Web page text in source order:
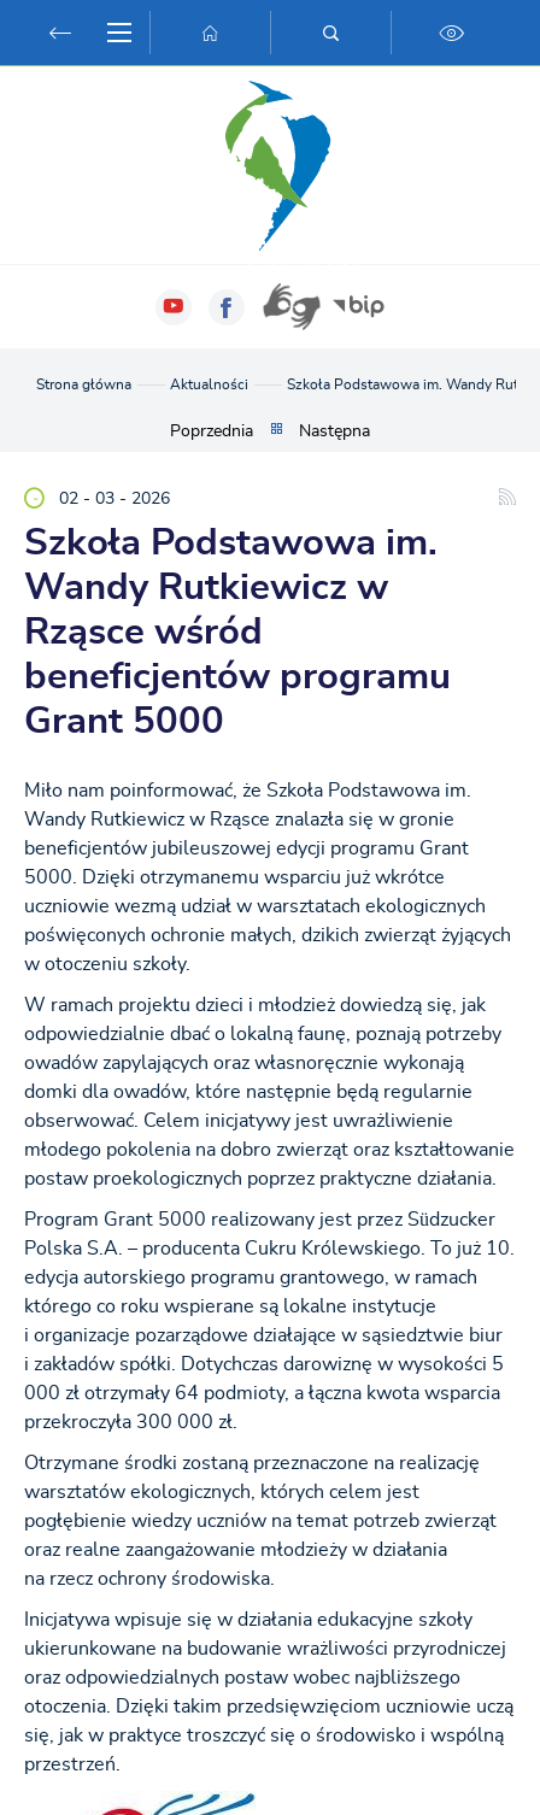
Przejdź do wyszukiwarki.
Przejdź do ustawień wielkości czcionki.
Włącz wersję kontrastową strony.
Strona główna Aktualności Szkoła Podstawowa im. Wandy
Poprzednia Następna
02 - 03 - 2026
Szkoła Podstawowa im.
Wandy Rutkiewicz w
Rząsce wśród
beneficjentów programu
Grant 5000
Miło nam poinformować, że Szkoła Podstawowa im.
Wandy Rutkiewicz w Rząsce znalazła się w gronie
beneficjentów jubileuszowej edycji programu Grant
5000. Dzięki otrzymanemu wsparciu już wkrótce
uczniowie wezmą udział w warsztatach ekologicznych
poświęconych ochronie małych, dzikich zwierząt żyjących
w otoczeniu szkoły.
W ramach projektu dzieci i młodzież dowiedzą się, jak
odpowiedzialnie dbać o lokalną faunę, poznają potrzeby
owadów zapylających oraz własnoręcznie wykonają
domki dla owadów, które następnie będą regularnie
obserwować. Celem inicjatywy jest uwrażliwienie
młodego pokolenia na dobro zwierząt oraz kształtowanie
postaw proekologicznych poprzez praktyczne działania.
Program Grant 5000 realizowany jest przez Südzucker
Polska S.A. – producenta Cukru Królewskiego. To już 10.
edycja autorskiego programu grantowego, w ramach
którego co roku wspierane są lokalne instytucje
i organizacje pozarządowe działające w sąsiedztwie biur
i zakładów spółki. Dotychczas darowiznę w wysokości 5
000 zł otrzymały 64 podmioty, a łączna kwota wsparcia
przekroczyła 300 000 zł.
Otrzymane środki zostaną przeznaczone na realizację
warsztatów ekologicznych, których celem jest
pogłębienie wiedzy uczniów na temat potrzeb zwierząt
oraz realne zaangażowanie młodzieży w działania
na rzecz ochrony środowiska.
Inicjatywa wpisuje się w działania edukacyjne szkoły
ukierunkowane na budowanie wrażliwości przyrodniczej
oraz odpowiedzialnych postaw wobec najbliższego
otoczenia. Dzięki takim przedsięwzięciom uczniowie uczą
się, jak w praktyce troszczyć się o środowisko i wspólną
przestrzeń.